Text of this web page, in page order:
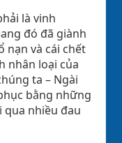
là vinh
đó đã giành
nạn và cái chết
nhân loại của
ta – Ngài
bằng những
qua nhiều đau